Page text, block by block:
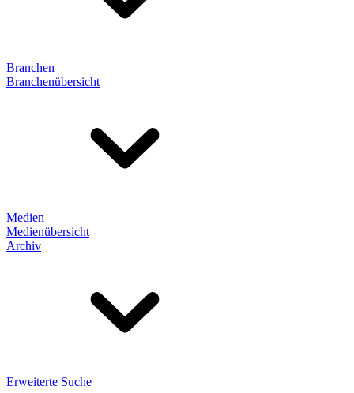
Branchen
Branchenübersicht
Medien
Medienübersicht
Archiv
Erweiterte Suche